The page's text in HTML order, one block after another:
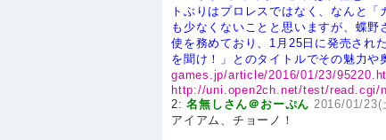
トぶりはプロレスではなく、なんと「
も少なくないことと思いますが、蝶
使を務めており、1月25日に発売され
を聞け！」とのタイトルでその魅力や
games.jp/article/2016/01/23/
http://uni.open2ch.net/test/read.cgi/
2:名無しさん＠おーぷん 2016/01/23(
アイアム、チョーノ！